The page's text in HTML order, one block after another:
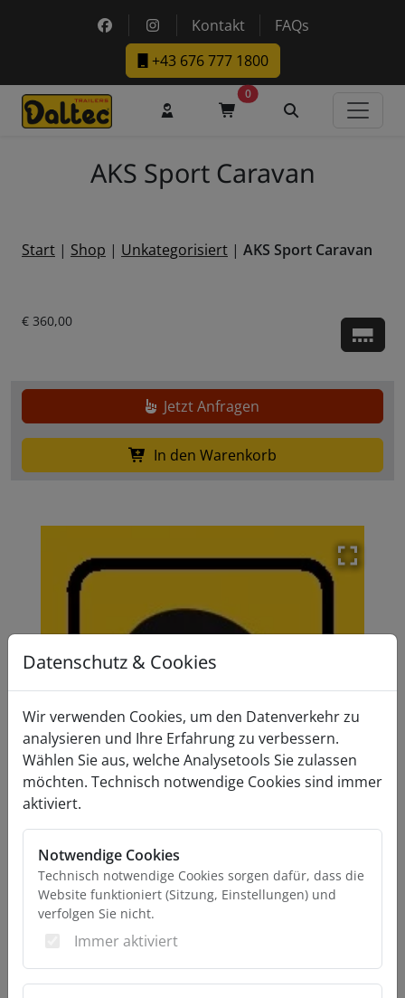
Skip to main content
https://www.facebook.com/DaltecAustria
https://www.instagram.com/
Kontakt
FAQs
+43 676 777 1800
BenutzerkontoWarenkorb
0
AKS Sport Caravan
Zurück Weiter
Modal
Start | Shop | Unkategorisiert | AKS Sport Caravan
€ 360,00Aktueller Preis ist: € 360,00.
Zu
Jetzt Anfragen
In den Warenkorb
Datenschutz & Cookies
Wir verwenden Cookies, um den Datenverkehr zu
analysieren und Ihre Erfahrung zu verbessern.
Wählen Sie aus, welche Analysetools Sie zulassen
möchten. Technisch notwendige Cookies sind immer
aktiviert.
Notwendige Cookies
Technisch notwendige Cookies sorgen dafür, dass die
Website funktioniert (Sitzung, Einstellungen) und
verfolgen Sie nicht.
Immer aktiviert